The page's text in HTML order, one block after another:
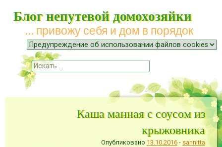
Блог непутевой домохозяйки
… привожу себя и дом в порядок
Меню
Наверх
Поиск
Каша манная с соусом из
крыжовника
Опубликовано 13.10.2016- sannitta